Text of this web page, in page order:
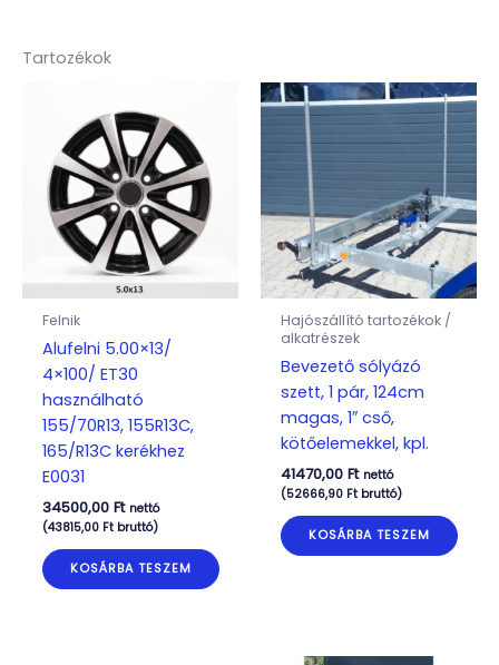
Tartozékok
Felnik
Alufelni 5.00×13/
4×100/ ET30
használható
155/70R13, 155R13C,
165/R13C kerékhez
E0031
34500,00 Ft nettó
(43815,00 Ftbruttó)
KOSÁRBA TESZEM
Hajószállító tartozékok /
alkatrészek
Bevezető sólyázó
szett, 1 pár, 124cm
magas, 1″ cső,
kötőelemekkel, kpl.
41470,00 Ft nettó
(52666,90 Ftbruttó)
KOSÁRBA TESZEM